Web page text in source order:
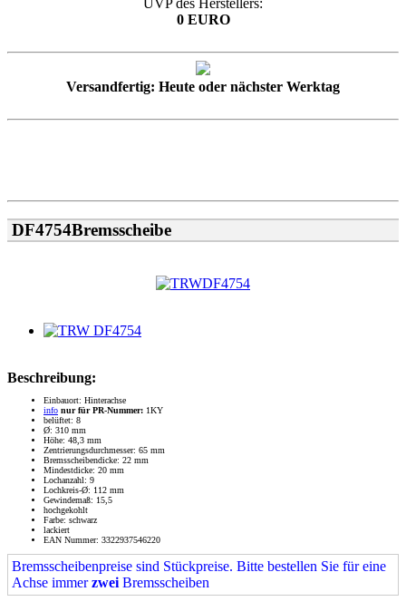
0 EURO
Versandfertig: Heute oder nächster Werktag
DF4754Bremsscheibe
Beschreibung:
Einbauort: Hinterachse
info nur für PR-Nummer: 1KY
belüftet: 8
Ø: 310 mm
Höhe: 48,3 mm
Zentrierungsdurchmesser: 65 mm
Bremsscheibendicke: 22 mm
Mindestdicke: 20 mm
Lochanzahl: 9
Lochkreis-Ø: 112 mm
Gewindemaß: 15,5
hochgekohlt
Farbe: schwarz
lackiert
EAN Nummer: 3322937546220
Bremsscheibenpreise sind Stückpreise. Bitte bestellen Sie für eine
Achse immerzwei Bremsscheiben